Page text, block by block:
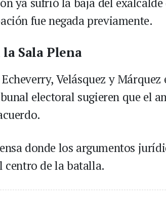
fue negada previamente.
Sala Plena
Velásquez y Márquez
electoral sugieren que el
donde los argumentos
centro de la batalla.